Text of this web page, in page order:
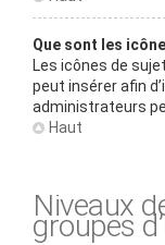
Que sont les
Les icônes de
peut insérer afin
administrateurs
Haut
Niveaux
groupes